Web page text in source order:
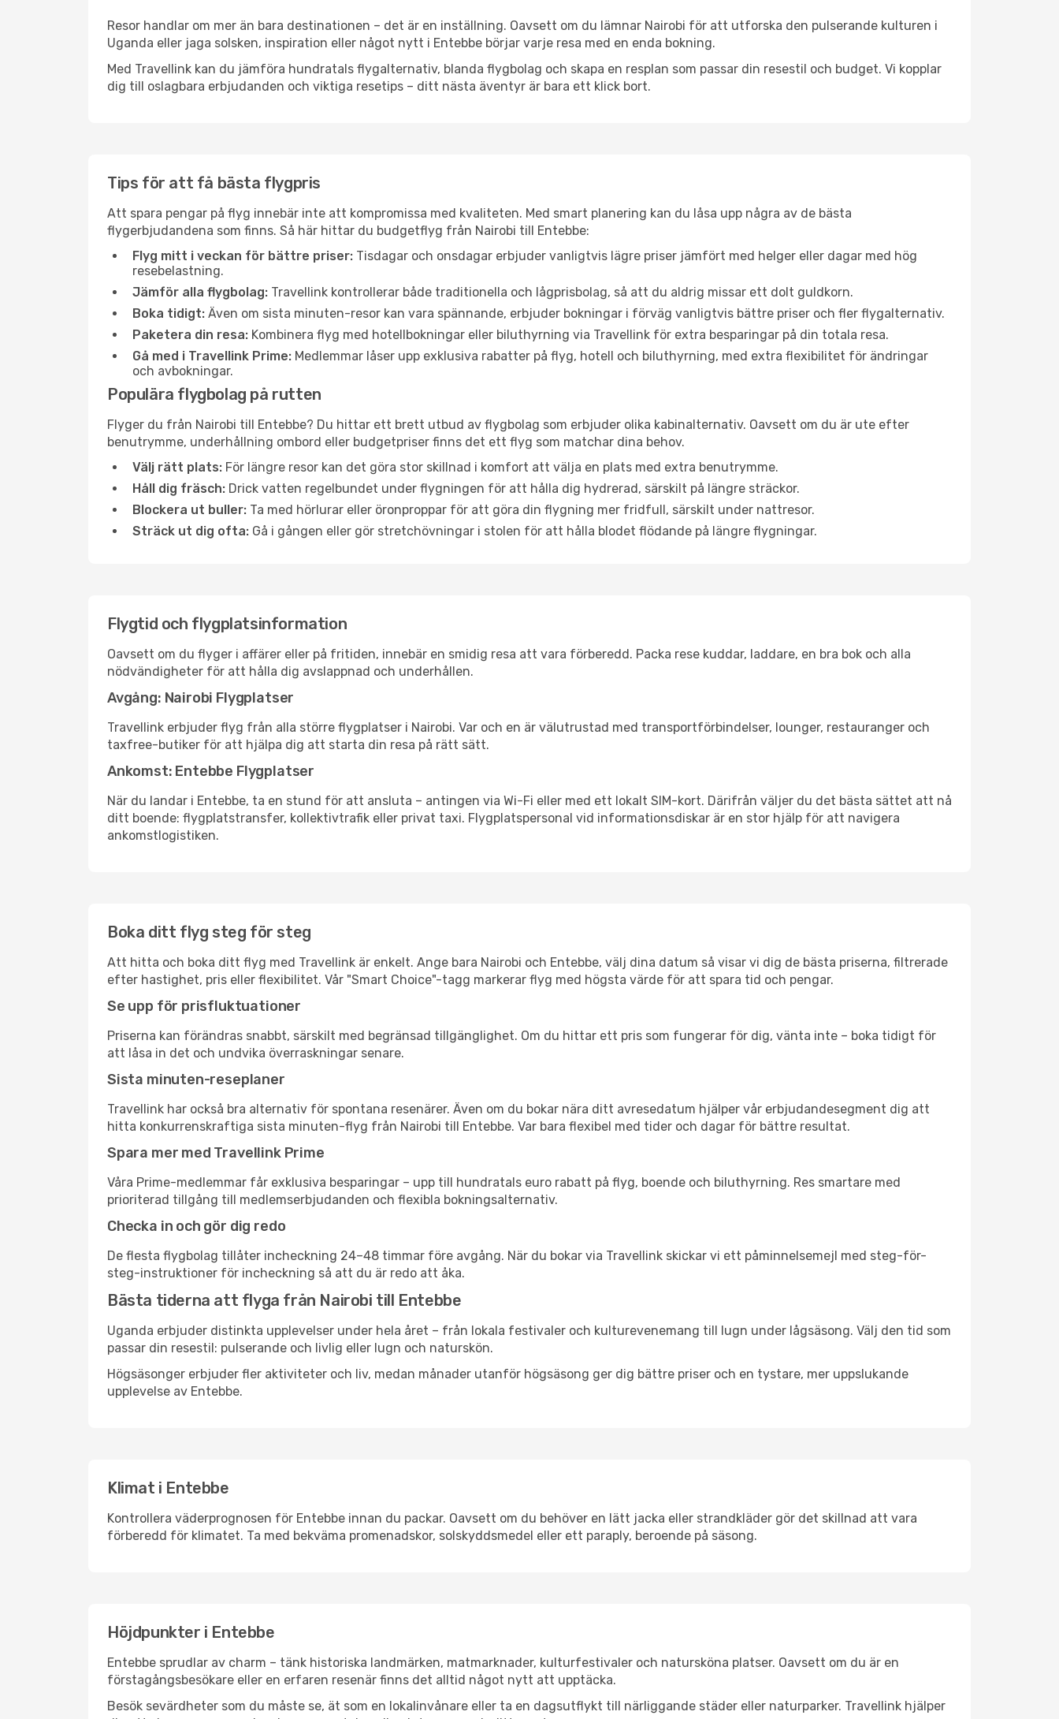
Resor handlar om mer än bara destinationen – det är en inställning. Oavsett om du lämnar Nairobi för att utforska den pulserande kulturen i
Uganda eller jaga solsken, inspiration eller något nytt i Entebbe börjar varje resa med en enda bokning.
Med Travellink kan du jämföra hundratals flygalternativ, blanda flygbolag och skapa en resplan som passar din resestil och budget. Vi kopplar
dig till oslagbara erbjudanden och viktiga resetips – ditt nästa äventyr är bara ett klick bort.
Tips för att få bästa flygpris
Att spara pengar på flyg innebär inte att kompromissa med kvaliteten. Med smart planering kan du låsa upp några av de bästa
flygerbjudandena som finns. Så här hittar du budgetflyg från Nairobi till Entebbe:
Flyg mitt i veckan för bättre priser: Tisdagar och onsdagar erbjuder vanligtvis lägre priser jämfört med helger eller dagar med hög
resebelastning.
Jämför alla flygbolag: Travellink kontrollerar både traditionella och lågprisbolag, så att du aldrig missar ett dolt guldkorn.
Boka tidigt: Även om sista minuten-resor kan vara spännande, erbjuder bokningar i förväg vanligtvis bättre priser och fler flygalternativ.
Paketera din resa: Kombinera flyg med hotellbokningar eller biluthyrning via Travellink för extra besparingar på din totala resa.
Gå med i Travellink Prime: Medlemmar låser upp exklusiva rabatter på flyg, hotell och biluthyrning, med extra flexibilitet för ändringar
och avbokningar.
Populära flygbolag på rutten
Flyger du från Nairobi till Entebbe? Du hittar ett brett utbud av flygbolag som erbjuder olika kabinalternativ. Oavsett om du är ute efter
benutrymme, underhållning ombord eller budgetpriser finns det ett flyg som matchar dina behov.
Välj rätt plats: För längre resor kan det göra stor skillnad i komfort att välja en plats med extra benutrymme.
Håll dig fräsch: Drick vatten regelbundet under flygningen för att hålla dig hydrerad, särskilt på längre sträckor.
Blockera ut buller: Ta med hörlurar eller öronproppar för att göra din flygning mer fridfull, särskilt under nattresor.
Sträck ut dig ofta: Gå i gången eller gör stretchövningar i stolen för att hålla blodet flödande på längre flygningar.
Flygtid och flygplatsinformation
Oavsett om du flyger i affärer eller på fritiden, innebär en smidig resa att vara förberedd. Packa rese kuddar, laddare, en bra bok och alla
nödvändigheter för att hålla dig avslappnad och underhållen.
Avgång: Nairobi Flygplatser
Travellink erbjuder flyg från alla större flygplatser i Nairobi. Var och en är välutrustad med transportförbindelser, lounger, restauranger och
taxfree-butiker för att hjälpa dig att starta din resa på rätt sätt.
Ankomst: Entebbe Flygplatser
När du landar i Entebbe, ta en stund för att ansluta – antingen via Wi-Fi eller med ett lokalt SIM-kort. Därifrån väljer du det bästa sättet att nå
ditt boende: flygplatstransfer, kollektivtrafik eller privat taxi. Flygplatspersonal vid informationsdiskar är en stor hjälp för att navigera
ankomstlogistiken.
Boka ditt flyg steg för steg
Att hitta och boka ditt flyg med Travellink är enkelt. Ange bara Nairobi och Entebbe, välj dina datum så visar vi dig de bästa priserna, filtrerade
efter hastighet, pris eller flexibilitet. Vår "Smart Choice"-tagg markerar flyg med högsta värde för att spara tid och pengar.
Se upp för prisfluktuationer
Priserna kan förändras snabbt, särskilt med begränsad tillgänglighet. Om du hittar ett pris som fungerar för dig, vänta inte – boka tidigt för
att låsa in det och undvika överraskningar senare.
Sista minuten-reseplaner
Travellink har också bra alternativ för spontana resenärer. Även om du bokar nära ditt avresedatum hjälper vår erbjudandesegment dig att
hitta konkurrenskraftiga sista minuten-flyg från Nairobi till Entebbe. Var bara flexibel med tider och dagar för bättre resultat.
Spara mer med Travellink Prime
Våra Prime-medlemmar får exklusiva besparingar – upp till hundratals euro rabatt på flyg, boende och biluthyrning. Res smartare med
prioriterad tillgång till medlemserbjudanden och flexibla bokningsalternativ.
Checka in och gör dig redo
De flesta flygbolag tillåter incheckning 24–48 timmar före avgång. När du bokar via Travellink skickar vi ett påminnelsemejl med steg-för-
steg-instruktioner för incheckning så att du är redo att åka.
Bästa tiderna att flyga från Nairobi till Entebbe
Uganda erbjuder distinkta upplevelser under hela året – från lokala festivaler och kulturevenemang till lugn under lågsäsong. Välj den tid som
passar din resestil: pulserande och livlig eller lugn och naturskön.
Högsäsonger erbjuder fler aktiviteter och liv, medan månader utanför högsäsong ger dig bättre priser och en tystare, mer uppslukande
upplevelse av Entebbe.
Klimat i Entebbe
Kontrollera väderprognosen för Entebbe innan du packar. Oavsett om du behöver en lätt jacka eller strandkläder gör det skillnad att vara
förberedd för klimatet. Ta med bekväma promenadskor, solskyddsmedel eller ett paraply, beroende på säsong.
Höjdpunkter i Entebbe
Entebbe sprudlar av charm – tänk historiska landmärken, matmarknader, kulturfestivaler och natursköna platser. Oavsett om du är en
förstagångsbesökare eller en erfaren resenär finns det alltid något nytt att upptäcka.
Besök sevärdheter som du måste se, ät som en lokalinvånare eller ta en dagsutflykt till närliggande städer eller naturparker. Travellink hjälper